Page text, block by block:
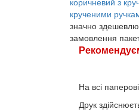
крученими
значно
замовлення
На всі
Друк